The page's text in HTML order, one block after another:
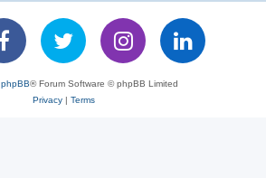
phpBB® Forum Software © phpBB Limited
Privacy| Terms